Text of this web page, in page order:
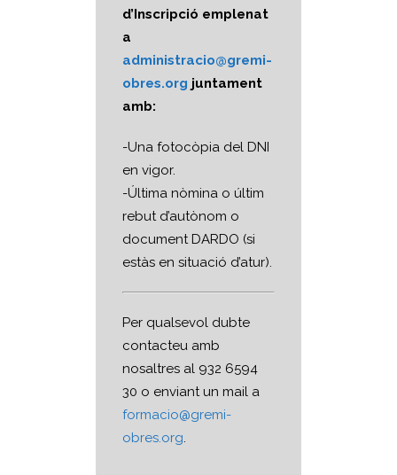
d’Inscripció emplenat
a
administracio@gremi-
obres.org juntament
amb:
-Una fotocòpia del DNI
en vigor.
-Última nòmina o últim
rebut d’autònom o
document DARDO (si
estàs en situació d’atur).
Per qualsevol dubte
contacteu amb
nosaltres al 932 6594
30 o enviant un mail a
formacio@gremi-
obres.org